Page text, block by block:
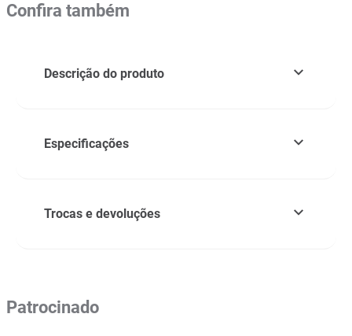
Confira também
Descrição do produto
Especificações
Trocas e devoluções
Patrocinado